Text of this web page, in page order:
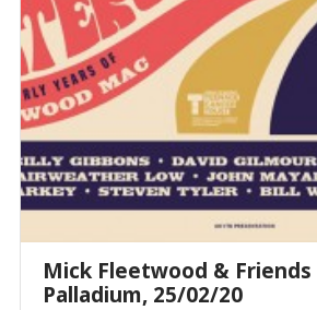
Mick Fleetwood & Friends
Palladium, 25/02/20